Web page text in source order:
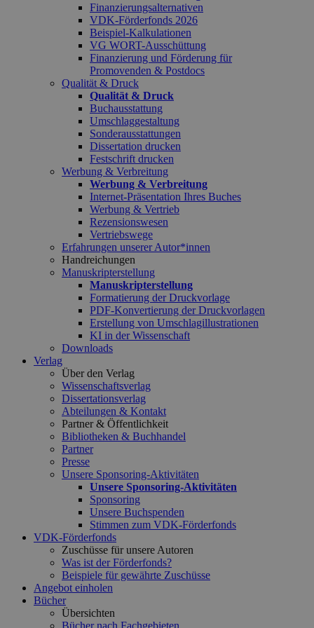
Finanzierungsalternativen
VDK-Förderfonds 2026
Beispiel-Kalkulationen
VG WORT-Ausschüttung
Finanzierung und Förderung für
Promovenden & Postdocs
Qualität & Druck
Qualität & Druck
Buchausstattung
Umschlaggestaltung
Sonderausstattungen
Dissertation drucken
Festschrift drucken
Werbung & Verbreitung
Werbung & Verbreitung
Internet-Präsentation Ihres Buches
Werbung & Vertrieb
Rezensionswesen
Vertriebswege
Erfahrungen unserer Autor*innen
Handreichungen
Manuskripterstellung
Manuskripterstellung
Formatierung der Druckvorlage
PDF-Konvertierung der Druckvorlagen
Erstellung von Umschlagillustrationen
KI in der Wissenschaft
Downloads
Verlag
Über den Verlag
Wissenschaftsverlag
Dissertationsverlag
Abteilungen & Kontakt
Partner & Öffentlichkeit
Bibliotheken & Buchhandel
Partner
Presse
Unsere Sponsoring-Aktivitäten
Unsere Sponsoring-Aktivitäten
Sponsoring
Unsere Buchspenden
Stimmen zum VDK-Förderfonds
VDK-Förderfonds
Zuschüsse für unsere Autoren
Was ist der Förderfonds?
Beispiele für gewährte Zuschüsse
Angebot einholen
Bücher
Übersichten
Bücher nach Fachgebieten